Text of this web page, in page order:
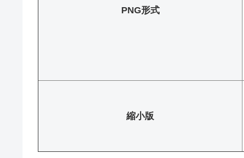
PNG形式
縮小版